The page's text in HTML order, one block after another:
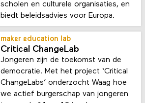
scholen en culturele organisaties, en
biedt beleidsadvies voor Europa.
maker education lab
Critical ChangeLab
Jongeren zijn de toekomst van de
democratie. Met het project ‘Critical
ChangeLabs’ onderzocht Waag hoe
we actief burgerschap van jongeren